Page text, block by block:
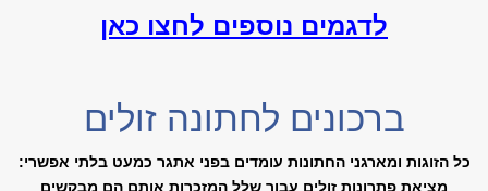
לדגמים נוספים לחצו כאן
ברכונים לחתונה זולים
כל הזוגות ומארגני החתונות עומדים בפני אתגר כמעט בלתי אפשרי:
מציאת פתרונות זולים עבור שלל המזכרות אותם הם מבקשים